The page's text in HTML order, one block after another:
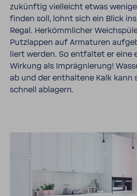
zukünftig viel­leicht etwas
finden soll, lohnt sich ein Blick
Regal. Herkömm­li­cher
Putz­lappen auf Arma­turen
liert werden. So entfaltet er eine
Wirkung als Imprä­gnie­rung!
ab und der enthal­tene Kalk kann
schnell abla­gern.